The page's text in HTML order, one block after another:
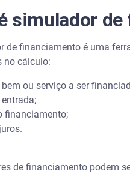
de crédito? Utilize o
simulador
de financiamento é uma
no cálculo:
ou serviço a ser
de financiamento podem